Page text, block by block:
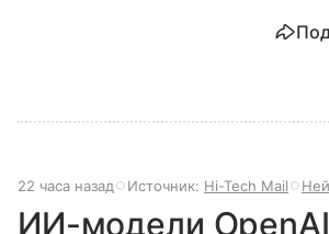
22 часа назад Источник: Hi-Tech Mail
ИИ-модели